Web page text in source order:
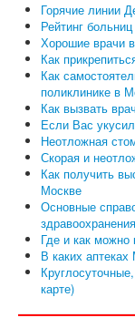
Горячие линии
Рейтинг
Хорошие врачи
Как
Как
поликлинике в
Как вызвать
Если Вас
Неотложная
Скорая и
Как получить
Москве
Основные
Где и как
В каких
карте)